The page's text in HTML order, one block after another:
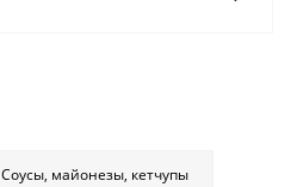
Соусы, майонезы, кетчупы